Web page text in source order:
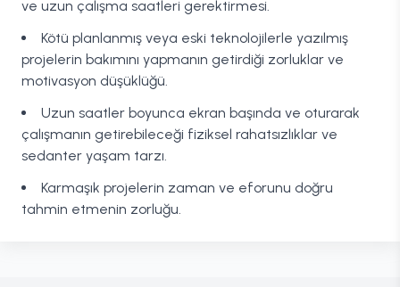
ve uzun çalışma saatleri gerektirmesi.
Kötü planlanmış veya eski teknolojilerle yazılmış
projelerin bakımını yapmanın getirdiği zorluklar ve
motivasyon düşüklüğü.
Uzun saatler boyunca ekran başında ve oturarak
çalışmanın getirebileceği fiziksel rahatsızlıklar ve
sedanter yaşam tarzı.
Karmaşık projelerin zaman ve eforunu doğru
tahmin etmenin zorluğu.